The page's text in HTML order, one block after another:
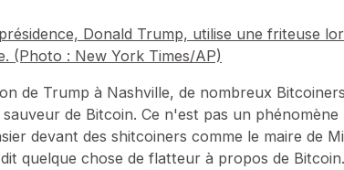
Donald Trump, utilise une friteuse
(Photo : New York Times/AP)
de Trump à Nashville, de nombreux
de Bitcoin. Ce n'est pas un
devant des shitcoiners comme le maire de
quelque chose de flatteur à propos de